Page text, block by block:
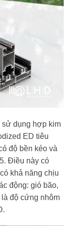
sử dụng hợp kim
ED tiêu
độ bền kéo và
Điều này có
khả năng chịu
động: gió bão,
độ cứng nhôm